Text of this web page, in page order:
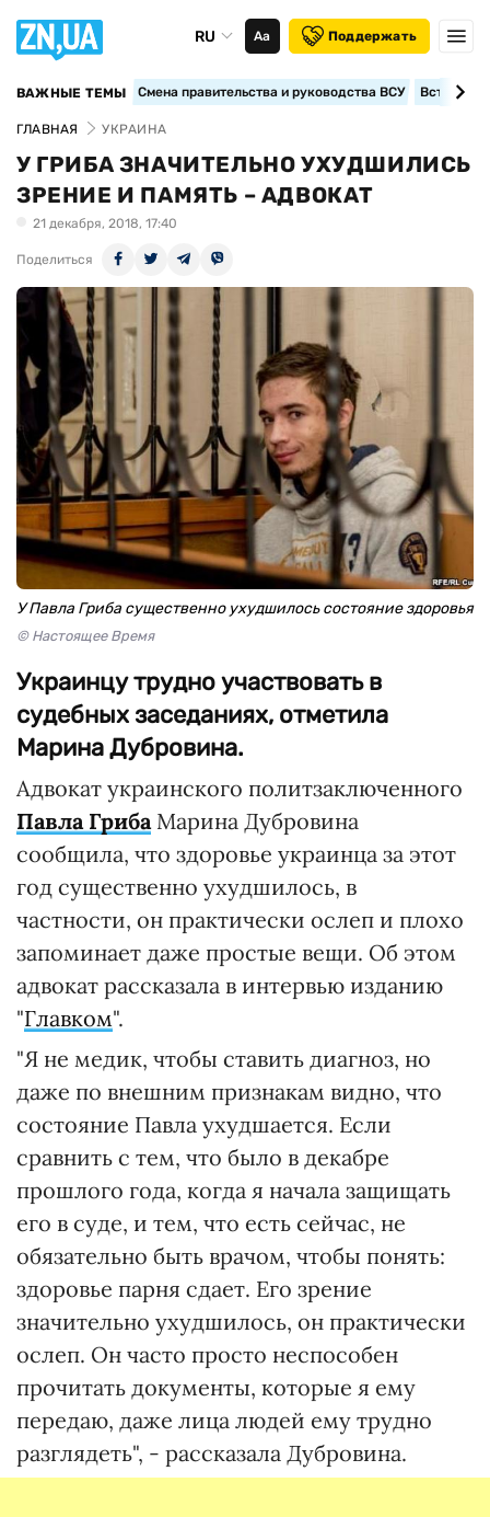
RU Аа Поддержать
ВАЖНЫЕ ТЕМЫ Смена правительства и руководства ВСУ
ГЛАВНАЯ УКРАИНА
У ГРИБА ЗНАЧИТЕЛЬНО УХУДШИЛИСЬ
ЗРЕНИЕ И ПАМЯТЬ – АДВОКАТ
21 декабря, 2018, 17:40
Поделиться
У Павла Гриба существенно ухудшилось состояние здоровья
© Настоящее Время
Украинцу трудно участвовать в
судебных заседаниях, отметила
Марина Дубровина.
Адвокат украинского политзаключенного
Павла ГрибаМарина Дубровина
сообщила, что здоровье украинца за этот
год существенно ухудшилось, в
частности, он практически ослеп и плохо
запоминает даже простые вещи. Об этом
адвокат рассказала в интервью изданию
"Главком".
"Я не медик, чтобы ставить диагноз, но
даже по внешним признакам видно, что
состояние Павла ухудшается. Если
сравнить с тем, что было в декабре
прошлого года, когда я начала защищать
его в суде, и тем, что есть сейчас, не
обязательно быть врачом, чтобы понять:
здоровье парня сдает. Его зрение
значительно ухудшилось, он практически
ослеп. Он часто просто неспособен
прочитать документы, которые я ему
передаю, даже лица людей ему трудно
разглядеть", - рассказала Дубровина.